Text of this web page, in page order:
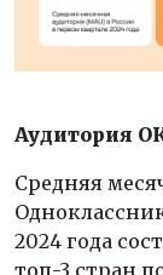
Аудитория
Средняя
2024 года